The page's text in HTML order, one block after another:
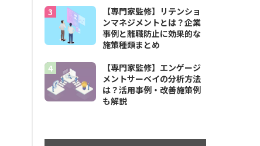
【専門家監修】リテンショ
ンマネジメントとは？企業
事例と離職防止に効果的な
施策種類まとめ
【専門家監修】エンゲージ
メントサーベイの分析方法
は？活用事例・改善施策例
も解説